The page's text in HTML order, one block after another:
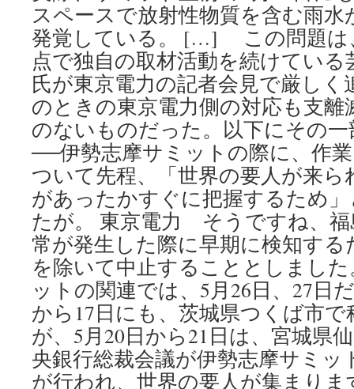
スペースで放射性物質を含む雨
発覚している。 […] この問題は
点で独自の取材活動を続けてい
氏が東京電力の記者会見で厳し
のときの東京電力側の対応も支
のないものだった。以下にその
──伊勢志摩サミットの際に、作
ついて先程、「世界の要人が来
があったかすぐに把握するため
たが。 東京電力 そうですね、福
常が発生した際に早期に検知する
を除いて中止することとしまし
ットの関連では、5月26日、27日
から17日にも、茨城県つくば市で
が、5月20日から21日は、宮城県
央銀行総裁会議が伊勢志摩サミッ
が行われ、世界の要人が集まり